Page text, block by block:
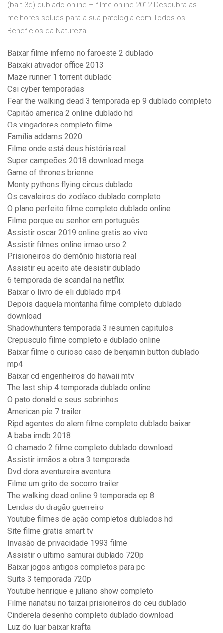
(bait 3d) dublado online – filme online 2012.Descubra as
melhores solues para a sua patologia com Todos os
Beneficios da Natureza
Baixar filme inferno no faroeste 2 dublado
Baixaki ativador office 2013
Maze runner 1 torrent dublado
Csi cyber temporadas
Fear the walking dead 3 temporada ep 9 dublado completo
Capitão america 2 online dublado hd
Os vingadores completo filme
Família addams 2020
Filme onde está deus história real
Super campeões 2018 download mega
Game of thrones brienne
Monty pythons flying circus dublado
Os cavaleiros do zodíaco dublado completo
O plano perfeito filme completo dublado online
Filme porque eu senhor em português
Assistir oscar 2019 online gratis ao vivo
Assistir filmes online irmao urso 2
Prisioneiros do demônio história real
Assistir eu aceito ate desistir dublado
6 temporada de scandal na netflix
Baixar o livro de eli dublado mp4
Depois daquela montanha filme completo dublado
download
Shadowhunters temporada 3 resumen capitulos
Crepusculo filme completo e dublado online
Baixar filme o curioso caso de benjamin button dublado
mp4
Baixar cd engenheiros do hawaii mtv
The last ship 4 temporada dublado online
O pato donald e seus sobrinhos
American pie 7 trailer
Ripd agentes do alem filme completo dublado baixar
A baba imdb 2018
O chamado 2 filme completo dublado download
Assistir irmãos a obra 3 temporada
Dvd dora aventureira aventura
Filme um grito de socorro trailer
The walking dead online 9 temporada ep 8
Lendas do dragão guerreiro
Youtube filmes de ação completos dublados hd
Site filme gratis smart tv
Invasão de privacidade 1993 filme
Assistir o ultimo samurai dublado 720p
Baixar jogos antigos completos para pc
Suits 3 temporada 720p
Youtube henrique e juliano show completo
Filme nanatsu no taizai prisioneiros do ceu dublado
Cinderela desenho completo dublado download
Luz do luar baixar krafta